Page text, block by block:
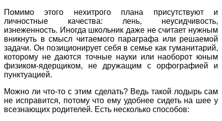
Помимо этого нехитрого плана присутствуют и
личностные качества: лень, неусидчивость,
изнеженность. Иногда школьник даже не считает нужным
вникнуть в смысл читаемого параграфа или решаемой
задачи. Он позиционирует себя в семье как гуманитарий,
которому не даются точные науки или наоборот юным
физиком-ядерщиком, не дружащим с орфографией и
пунктуацией.
Можно ли что-то с этим сделать? Ведь такой лодырь сам
не исправится, потому что ему удобнее сидеть на шее у
всезнающих родителей. Есть несколько способов: